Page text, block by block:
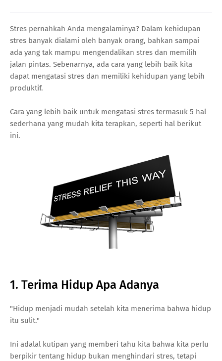
Stres pernahkah Anda mengalaminya? Dalam kehidupan
stres banyak dialami oleh banyak orang, bahkan sampai
ada yang tak mampu mengendalikan stres dan memilih
jalan pintas. Sebenarnya, ada cara yang lebih baik kita
dapat mengatasi stres dan memiliki kehidupan yang lebih
produktif.
Cara yang lebih baik untuk mengatasi stres termasuk 5 hal
sederhana yang mudah kita terapkan, seperti hal berikut
ini.
1. Terima Hidup Apa Adanya
"Hidup menjadi mudah setelah kita menerima bahwa hidup
itu sulit."
Ini adalal kutipan yang memberi tahu kita bahwa kita perlu
berpikir tentang hidup bukan menghindari stres, tetapi